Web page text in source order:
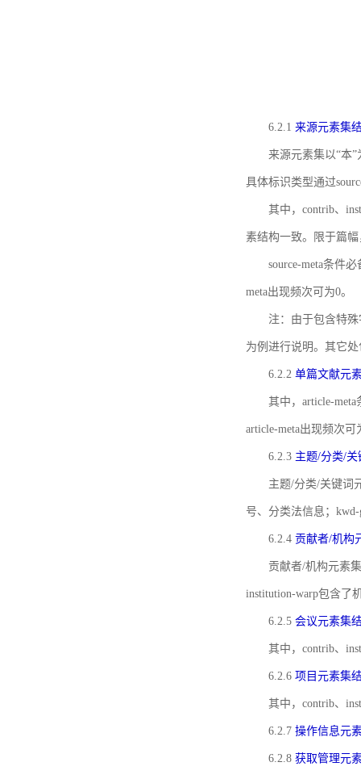
6.2.1 来源元素集
来源元素集以“本
具体标识类型通过
其中，contrib、
素结构一致。限于篇
source-meta条件
meta出现频次可为0。
注：由于包含特殊
为例进行说明。其它
6.2.2 单篇文献元
其中，article-
article-meta出现频次可
6.2.3 主题/分类/
主题/分类/关键词
号、分类法信息；
6.2.4 贡献者/机构
贡献者/机构元素
institution-warp包含了
6.2.5 会议元素集
其中，contrib、
6.2.6 项目元素集
其中，contrib、
6.2.7 操作信息元
6.2.8 获取管理元